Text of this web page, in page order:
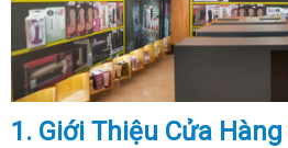
1. Giới Thiệu Cửa Hàng